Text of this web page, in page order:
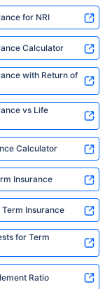
we're
for NRI
Calculator
with Return of
vs Life
Calculator
Insurance
Term Insurance
for Term
Ratio